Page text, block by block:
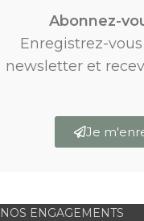
Abonnez-
Enregistrez-
newsletter et
Je
NOS ENGAGEMENTS